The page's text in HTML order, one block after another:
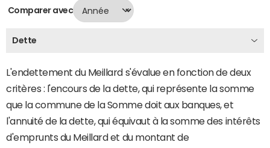
Comparer avec
Dette
L'endettement du Meillard s'évalue en fonction de deux
critères : l'encours de la dette, qui représente la somme
que la commune de la Somme doit aux banques, et
l'annuité de la dette, qui équivaut à la somme des intérêts
d'emprunts du Meillard et du montant de